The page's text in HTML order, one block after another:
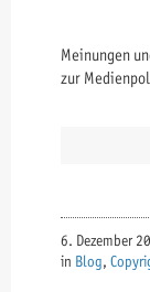
Meinungen
zur
6. Dezember
in Blog,